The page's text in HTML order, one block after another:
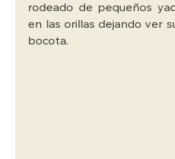
rodeado de pequeños
en las orillas dejando ver
bocota.